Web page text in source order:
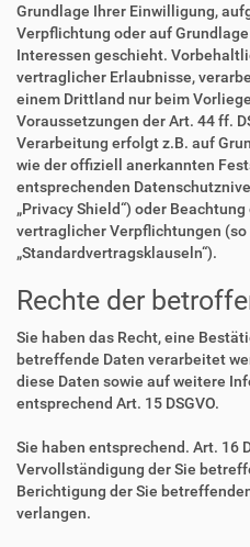
Grundlage Ihrer Einwilligung,
Verpflichtung oder auf
Interessen geschieht.
vertraglicher Erlaubnisse,
einem Drittland nur beim
Voraussetzungen der Art. 44 ff.
Verarbeitung erfolgt z.B. auf
wie der offiziell anerkannten
entsprechenden
„Privacy Shield“) oder
vertraglicher Verpflichtungen (so
„Standardvertragsklauseln“).
Rechte der
Sie haben das Recht, eine
betreffende Daten verarbeitet
diese Daten sowie auf weitere
entsprechend Art. 15 DSGVO.
Sie haben entsprechend. Art. 16
Vervollständigung der Sie
Berichtigung der Sie
verlangen.